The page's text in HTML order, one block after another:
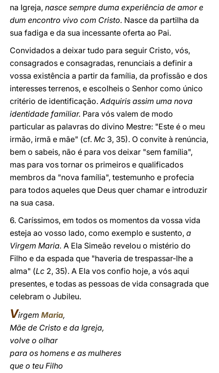
na Igreja, nasce sempre duma experiência de amor e
dum encontro vivo com Cristo. Nasce da partilha da
sua fadiga e da sua incessante oferta ao Pai.
Convidados a deixar tudo para seguir Cristo, vós,
consagrados e consagradas, renunciais a definir a
vossa existência a partir da família, da profissão e dos
interesses terrenos, e escolheis o Senhor como único
critério de identificação.Adquiris assim uma nova
identidade familiar. Para vós valem de modo
particular as palavras do divino Mestre: "Este é o meu
irmão, irmã e mãe" (cf. Mc 3, 35). O convite à renúncia,
bem o sabeis, não é para vos deixar "sem família",
mas para vos tornar os primeiros e qualificados
membros da "nova família", testemunho e profecia
para todos aqueles que Deus quer chamar e introduzir
na sua casa.
6. Caríssimos, em todos os momentos da vossa vida
esteja ao vosso lado, como exemplo e sustento, a
Virgem Maria. A Ela Simeão revelou o mistério do
Filho e da espada que "haveria de trespassar-lhe a
alma" (Lc 2, 35). A Ela vos confio hoje, a vós aqui
presentes, e todas as pessoas de vida consagrada que
celebram o Jubileu.
Virgem Maria,
Mãe de Cristo e da Igreja,
volve o olhar
para os homens e as mulheres
que o teu Filho